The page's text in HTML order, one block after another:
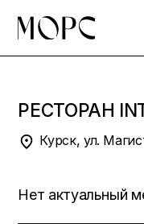
the
РЕСТОРАН
Курск, ул.
Нет актуальный